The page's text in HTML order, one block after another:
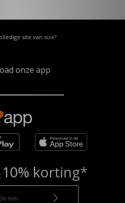
site van size?
onze app
10% korting*